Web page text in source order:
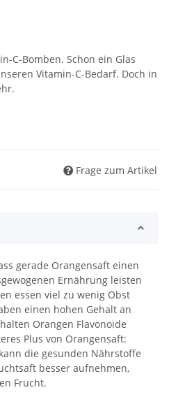
C-Bomben. Schon ein Glas
Vitamin-C-Bedarf. Doch in
Frage zum Artikel
gerade Orangensaft einen
Ernährung leisten
essen viel zu wenig Obst
einen hohen Gehalt an
Orangen Flavonoide
Plus von Orangensaft:
die gesunden Nährstoffe
besser aufnehmen,
Frucht.